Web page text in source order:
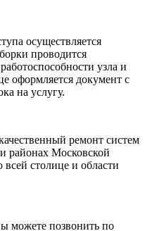
осуществляется
проводится
узла и
оформляется документ с
на услугу.
ремонт систем
районах Московской
всей столице и области
можете позвонить по